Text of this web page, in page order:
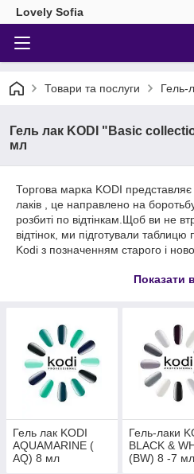
Lovely Sofia
Товари та послуги Гель-
Гель лак KODI "Basic
мл
Торгова марка KODI представляє
лаків , це направлено на
розбиті по відтінкам.Щоб ви не
відтінок, ми підготували таблицю
Kodi з позначенням старого і
Показати
Гель лак KODI
AQUAMARINE (
AQ) 8 мл
Гель-лаки
BLACK &
(BW) 8 -7 мл ,